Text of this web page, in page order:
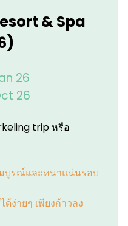
& Spa
26
26
trip หรือ
บูรณ์และหนาแน่นรอบ
ายๆ เพียงก้าวลง